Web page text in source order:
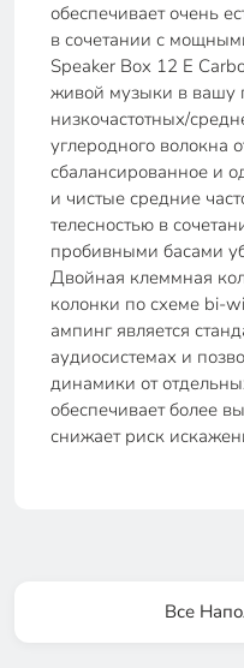
обеспечивает очень
в сочетании с
Speaker Box 12 E
живой музыки в вашу
низкочастотных/
углеродного волокна
сбалансированное и
и чистые средние
телесностью в
пробивными басами
Двойная клеммная
колонки по схеме bi-
ампинг является
аудиосистемах и
динамики от
обеспечивает более
снижает риск
Все